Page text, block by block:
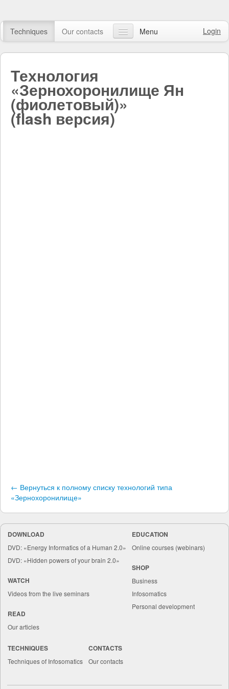
Login
Techniques Our contacts
Menu
Our articles
FAQ
Online course
Watch video
Технология
«Зернохоронилище Ян
(фиолетовый)»
(flash версия)
← Вернуться к полному списку технологий типа
«Зернохоронилище»
DOWNLOAD
DVD: «Energy Informatics of a Human 2.0»
DVD: «Hidden powers of your brain 2.0»
WATCH
Videos from the live seminars
READ
Our articles
EDUCATION
Online courses (webinars)
SHOP
Business
Infosomatics
Personal development
TECHNIQUES
Techniques of Infosomatics
CONTACTS
Our contacts